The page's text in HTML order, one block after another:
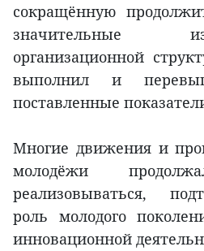
сокращённую
значительные
организационной
выполнил и
поставленные
Многие движения и
молодёжи
реализовываться,
роль молодого
инновационной